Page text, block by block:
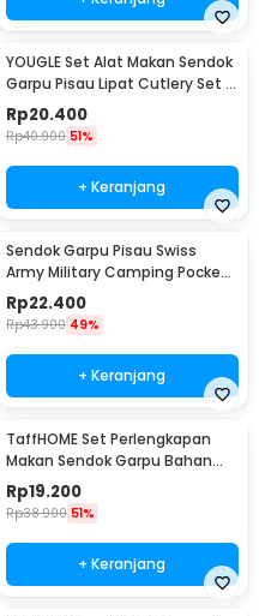
YOUGLE Set Alat Makan Sendok
Garpu Pisau Lipat Cutlery Set 3
PCS - A009
Rp20.400
Rp40.900 51%
+ Keranjang
Sendok Garpu Pisau Swiss
Army Military Camping Pocket
Knife EDC 4 in 1 - A011
Rp22.400
Rp43.900 49%
+ Keranjang
TaffHOME Set Perlengkapan
Makan Sendok Garpu Bahan
Bambu Cutlery Set - EA02510
Rp19.200
Rp38.900 51%
+ Keranjang